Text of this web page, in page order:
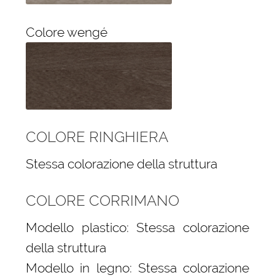
Colore wengé
COLORE RINGHIERA
Stessa colorazione della struttura
COLORE CORRIMANO
Modello plastico: Stessa colorazione
della struttura
Modello in legno: Stessa colorazione